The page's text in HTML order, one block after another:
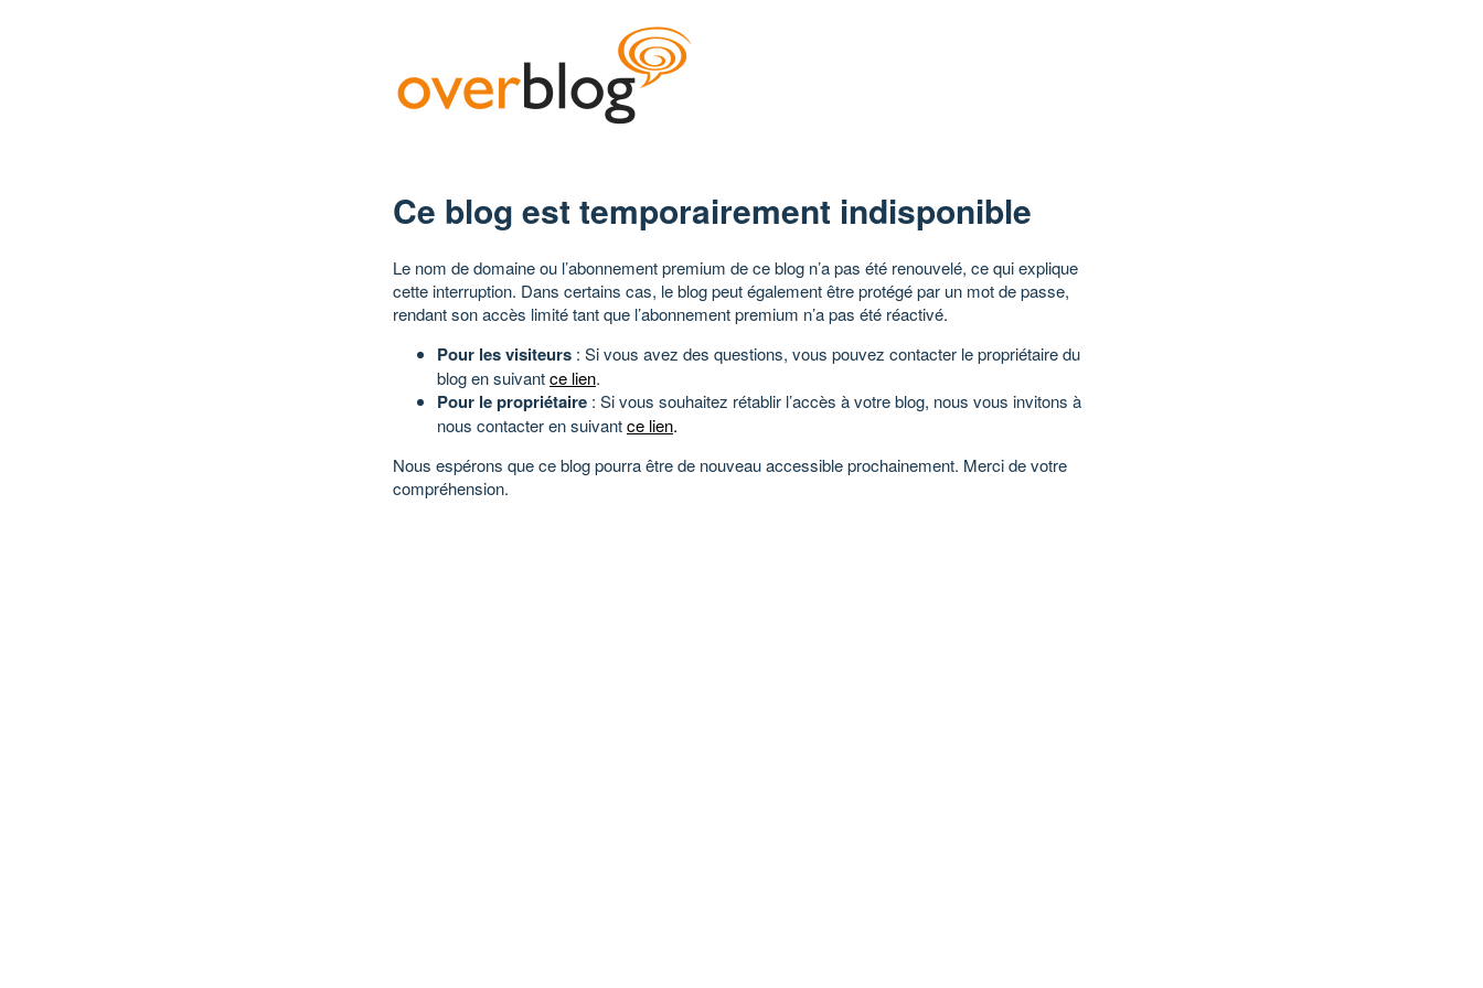
Ce blog est temporairement indisponible
Le nom de domaine ou l’abonnement premium de ce blog n’a pas été renouvelé, ce qui explique
cette interruption. Dans certains cas, le blog peut également être protégé par un mot de passe,
rendant son accès limité tant que l’abonnement premium n’a pas été réactivé.
Pour les visiteurs : Si vous avez des questions, vous pouvez contacter le propriétaire du
blog en suivantce lien.
Pour le propriétaire : Si vous souhaitez rétablir l’accès à votre blog, nous vous invitons à
nous contacter en suivantce lien.
Nous espérons que ce blog pourra être de nouveau accessible prochainement. Merci de votre
compréhension.